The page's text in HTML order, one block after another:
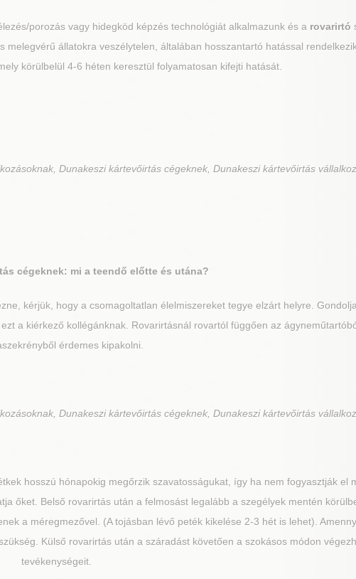
porozás vagy hidegköd képzés technológiát alkalmazunk és a rovarirtó
állatokra veszélytelen, általában hosszantartó hatással
körülbelül 4-6 héten keresztül folyamatosan kifejti hatását.
Dunakeszi kártevőirtás cégeknek, Dunakeszi kártevőirtás
cégeknek: mi a teendő előtte és utána?
kérjük, hogy a csomagoltatlan élelmiszereket tegye elzárt helyre.
a kiérkező kollégánknak. Rovarirtásnál rovartól függően az
érdemes kipakolni.
Dunakeszi kártevőirtás cégeknek, Dunakeszi kártevőirtás
hosszú hónapokig megőrzik szavatosságukat, így ha nem fogyasztják el
őket. Belső rovarirtás után a felmosást legalább a szegélyek mentén
a méregmezővel. (A tojásban lévő peték kikelése 2-3 hét is lehet).
Külső rovarirtás után a száradást követően a szokásos módon
tevékenységeit.